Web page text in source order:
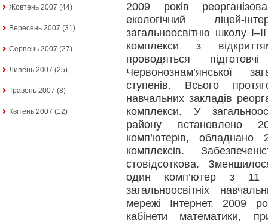
Жовтень 2007 (44)
Вересень 2007 (31)
Серпень 2007 (27)
Липень 2007 (25)
Травень 2007 (8)
Квітень 2007 (12)
2009 років
екологічний ліцей-
загальноосвітню школу
комплекси з
проводяться
Червонознам’янської
ступенів. Всього
навчальних закладів
комплекси. У
району встановлено
комп’ютерів, обладнано
комплексів.
стовідсоткова.
один комп’ютер з
загальноосвітніх
мережі Інтернет. 2009
кабінети математики,